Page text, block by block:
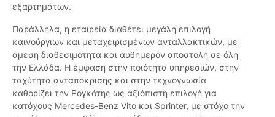
εξαρτημάτων.
Παράλληλα, η εταιρεία διαθέτει μεγάλη επιλογή
καινούργιων και μεταχειρισμένων ανταλλακτικών, με
άμεση διαθεσιμότητα και αυθημερόν αποστολή σε όλη
την Ελλάδα. Η έμφαση στην ποιότητα υπηρεσιών, στην
ταχύτητα ανταπόκρισης και στην τεχνογνωσία
καθορίζει την Ρογκότης ως αξιόπιστη επιλογή για
κατόχους Mercedes-Benz Vito και Sprinter, με στόχο την